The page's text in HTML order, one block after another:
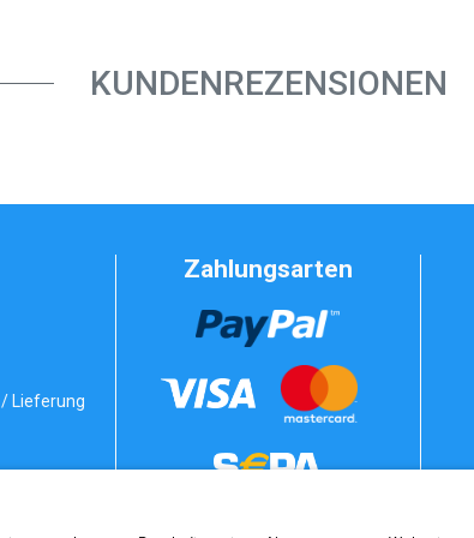
KUNDENREZENSIONEN
Lieferung
Zahlungsarten